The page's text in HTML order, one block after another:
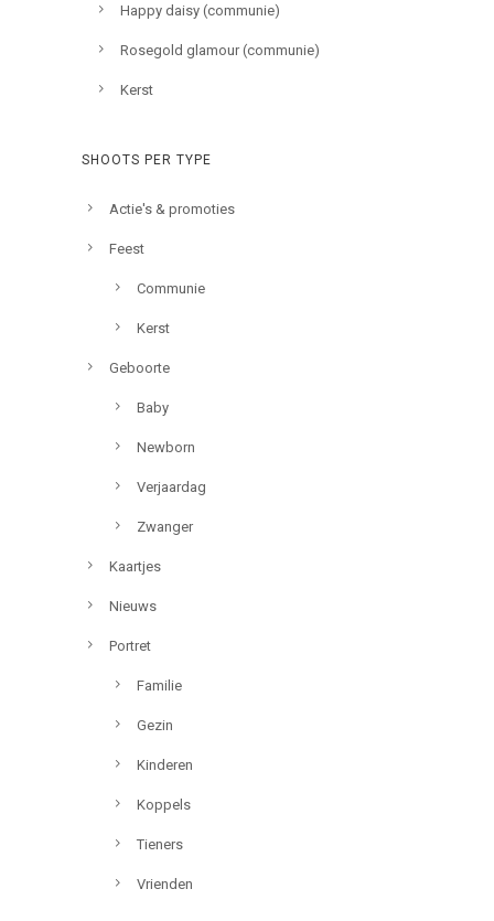
Happy daisy (communie)
Rosegold glamour (communie)
Kerst
SHOOTS PER TYPE
Actie's & promoties
Feest
Communie
Kerst
Geboorte
Baby
Newborn
Verjaardag
Zwanger
Kaartjes
Nieuws
Portret
Familie
Gezin
Kinderen
Koppels
Tieners
Vrienden